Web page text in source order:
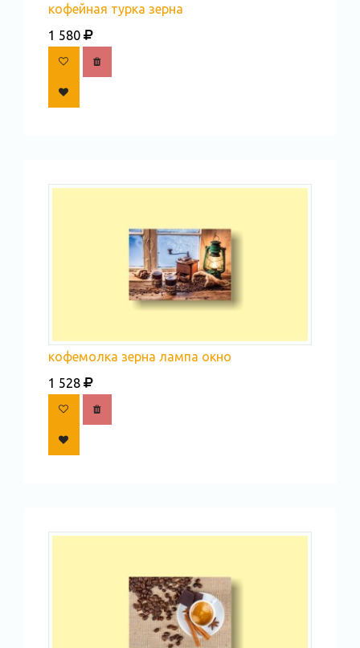
кофейная турка зерна
1 580
кофемолка зерна лампа окно
1 528